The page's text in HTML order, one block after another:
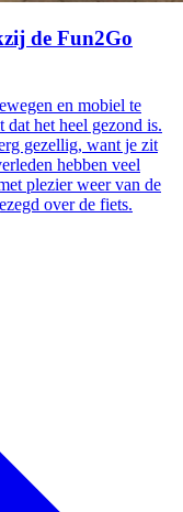
de Fun2Go
en mobiel te
het heel gezond is.
gezellig, want je zit
hebben veel
plezier weer van de
over de fiets.